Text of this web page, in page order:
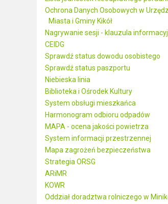
Ochrona Danych Osobowych w
Miasta i Gminy Kikół
Nagrywanie sesji - klauzula
CEIDG
Sprawdź status dowodu osobistego
Sprawdź status paszportu
Niebieska linia
Biblioteka i Ośrodek Kultury
System obsługi mieszkańca
Harmonogram odbioru odpadów
MAPA - ocena jakości powietrza
System informacji przestrzennej
Mapa zagrożeń bezpieczeństwa
Strategia ORSG
ARiMR
KOWR
Oddział doradztwa rolniczego w